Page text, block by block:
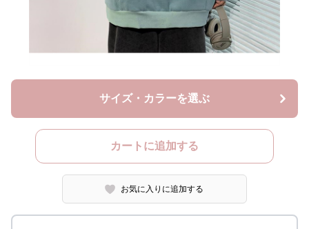
サイズ・カラーを選ぶ
カートに追加する
お気に入りに追加する